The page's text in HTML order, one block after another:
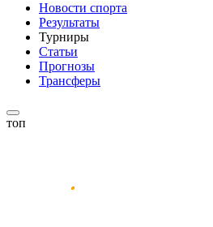
Новости спорта
Результаты
Турниры
Статьи
Прогнозы
Трансферы
топ